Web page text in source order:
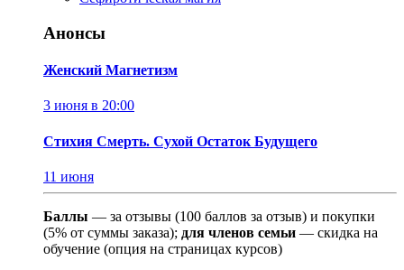
Анонсы
Женский Магнетизм
3 июня в 20:00
Стихия Смерть. Сухой Остаток Будущего
11 июня
Баллы — за отзывы (100 баллов за отзыв) и покупки
(5% от суммы заказа); для членов семьи — скидка на
обучение (опция на страницах курсов)